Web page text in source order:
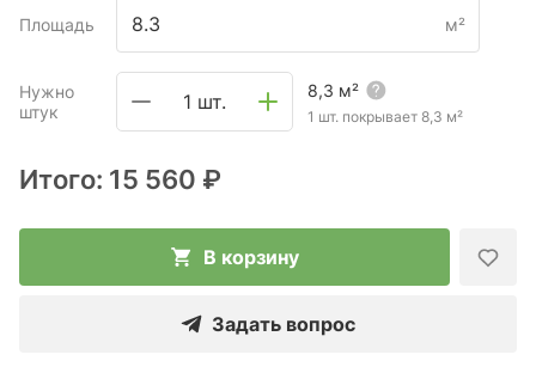
Площадь м²
Нужно
штук
1 шт. 8,3 м²
1 шт. покрывает 8,3 м²
Итого: 15 560 ₽
В корзину
Задать вопрос